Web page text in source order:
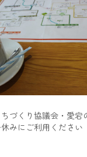
づくり協議会・愛宕
みにご利用ください